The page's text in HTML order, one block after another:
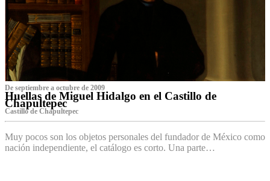
De septiembre a octubre de 2009
Huellas de Miguel Hidalgo en el Castillo de
Chapultepec
Castillo de Chapultepec
Muy pocos son los objetos personales del fundador de México como
nación independiente, el catálogo es corto. Una parte…